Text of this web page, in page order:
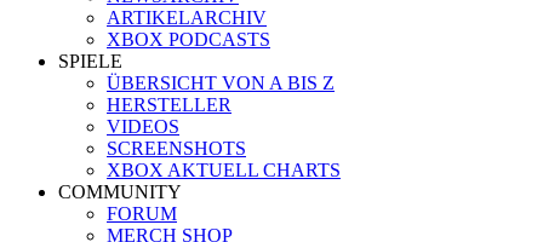
ARTIKELARCHIV
XBOX PODCASTS
SPIELE
ÜBERSICHT VON A BIS Z
HERSTELLER
VIDEOS
SCREENSHOTS
XBOX AKTUELL CHARTS
COMMUNITY
FORUM
MERCH SHOP